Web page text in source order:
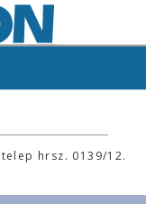
hrsz. 0139/12.